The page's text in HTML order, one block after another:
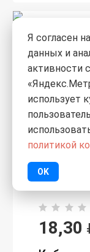
18,30
Я согласен
данных и
активности
использует
политикой
OK